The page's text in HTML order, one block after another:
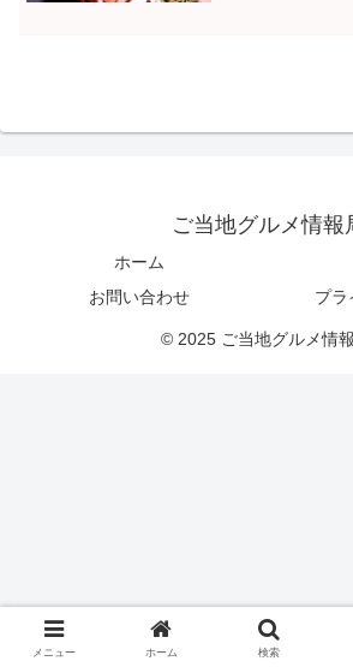
ご当地グルメ情報
ホーム
お問い合わせ
プラ
© 2025 ご当地グルメ情報
メニュー ホーム 検索